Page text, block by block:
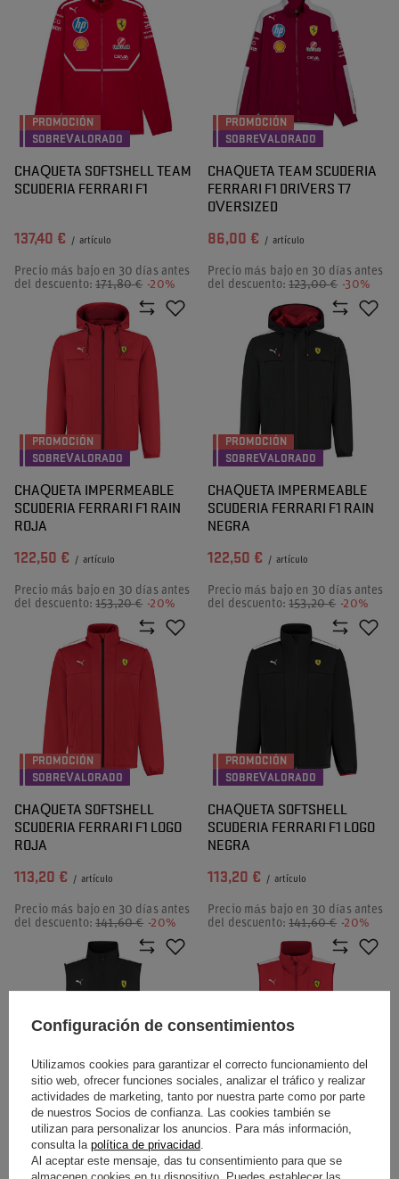
PROMOCIÓN
SOBREVALORADO
CHAQUETA SOFTSHELL TEAM
SCUDERIA FERRARI F1
137,40 € / artículo
Precio más bajo en 30 días antes
del descuento:171,80 € -20%
PROMOCIÓN
SOBREVALORADO
CHAQUETA TEAM SCUDERIA
FERRARI F1 DRIVERS T7
OVERSIZED
86,00 € / artículo
Precio más bajo en 30 días antes
del descuento:123,00 € -30%
PROMOCIÓN
SOBREVALORADO
CHAQUETA IMPERMEABLE
SCUDERIA FERRARI F1 RAIN
ROJA
122,50 € / artículo
Precio más bajo en 30 días antes
del descuento:153,20 € -20%
PROMOCIÓN
SOBREVALORADO
CHAQUETA IMPERMEABLE
SCUDERIA FERRARI F1 RAIN
NEGRA
122,50 € / artículo
Precio más bajo en 30 días antes
del descuento:153,20 € -20%
PROMOCIÓN
SOBREVALORADO
CHAQUETA SOFTSHELL
SCUDERIA FERRARI F1 LOGO
ROJA
113,20 € / artículo
Precio más bajo en 30 días antes
del descuento:141,60 € -20%
PROMOCIÓN
SOBREVALORADO
CHAQUETA SOFTSHELL
SCUDERIA FERRARI F1 LOGO
NEGRA
113,20 € / artículo
Precio más bajo en 30 días antes
del descuento:141,60 € -20%
PROMOCIÓN
SOBREVALORADO
CHALECO SCUDERIA
FERRARI F1 LOGO NEGRO
PROMOCIÓN
SOBREVALORADO
CHALECO SCUDERIA
Configuración de consentimientos
Utilizamos cookies para garantizar el correcto funcionamiento del
sitio web, ofrecer funciones sociales, analizar el tráfico y realizar
actividades de marketing, tanto por nuestra parte como por parte
de nuestros Socios de confianza. Las cookies también se
utilizan para personalizar los anuncios. Para más información,
consulta la política de privacidad.
Al aceptar este mensaje, das tu consentimiento para que se